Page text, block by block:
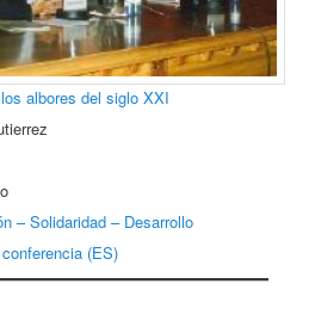
albores del siglo XXI
– Solidaridad – Desarrollo
(ES)